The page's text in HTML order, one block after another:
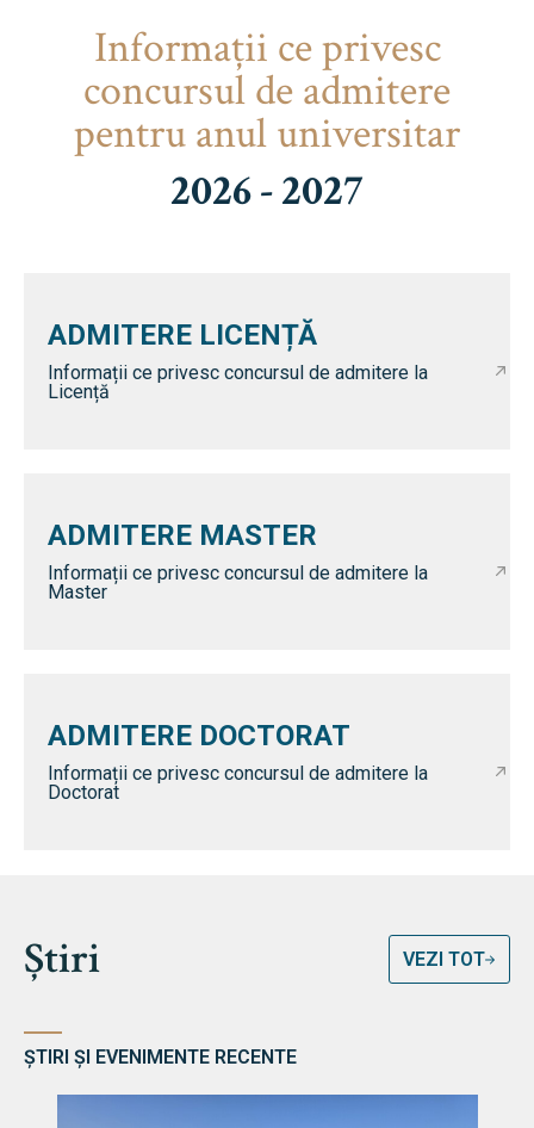
Informaţii ce privesc
concursul de admitere
pentru anul universitar
2026 - 2027
ADMITERE LICENȚĂ
Informații ce privesc concursul de admitere la
Licență
ADMITERE MASTER
Informații ce privesc concursul de admitere la
Master
ADMITERE DOCTORAT
Informații ce privesc concursul de admitere la
Doctorat
Știri VEZI TOT
ȘTIRI ȘI EVENIMENTE RECENTE